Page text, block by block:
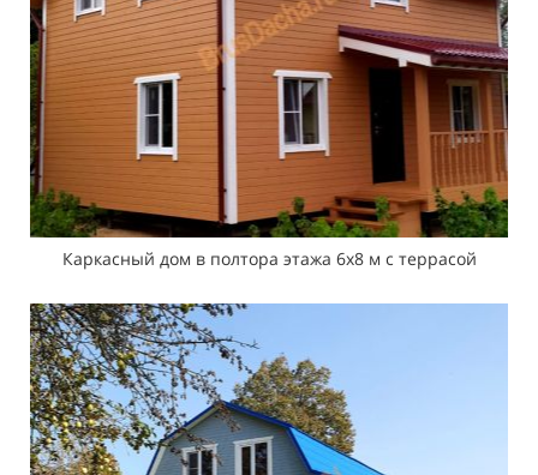
Каркасный дом в полтора этажа 6х8 м с террасой